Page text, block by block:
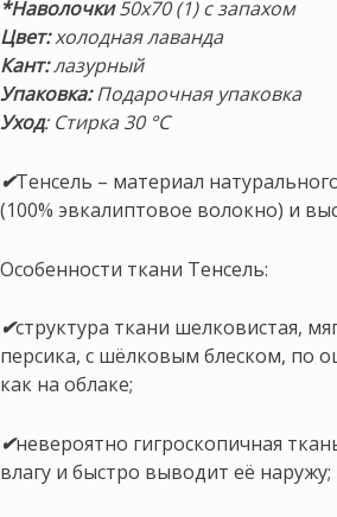
*Наволочки50х70 (1) с запахом
Цвет:холодная лаванда
Кант:лазурный
Упаковка:Подарочная упаковка
Уход: Стирка 30 °С
✔Тенсель – материал
(100% эвкалиптовое волокно) и
Особенности ткани Тенсель:
✔структура ткани шелковистая,
персика, с шёлковым блеском, по
как на облаке;
✔невероятно гигроскопичная
влагу и быстро выводит её наружу;